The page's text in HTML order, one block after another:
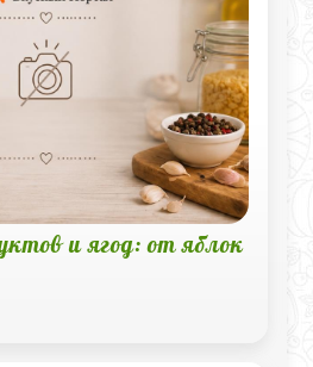
и ягод: от яблок